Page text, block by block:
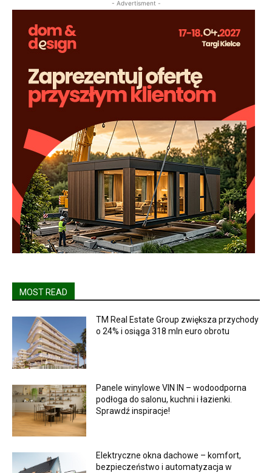
- Advertisment -
MOST READ
TM Real Estate Group zwiększa przychody
o 24% i osiąga 318 mln euro obrotu
Panele winylowe VIN IN – wodoodporna
podłoga do salonu, kuchni i łazienki.
Sprawdź inspiracje!
Elektryczne okna dachowe – komfort,
bezpieczeństwo i automatyzacja w